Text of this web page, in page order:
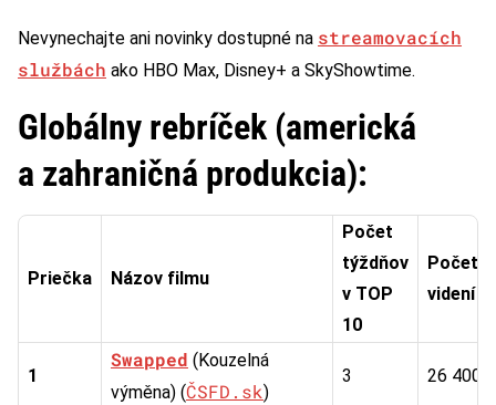
Nevynechajte ani novinky dostupné na streamovacích
službách ako HBO Max, Disney+ a SkyShowtime.
Globálny rebríček (americká
a zahraničná produkcia):
Priečka Názov filmu
Počet
týždňov
v TOP
10
Počet
videní
1
Swapped (Kouzelná
výměna) (ČSFD.sk)
3 26 400